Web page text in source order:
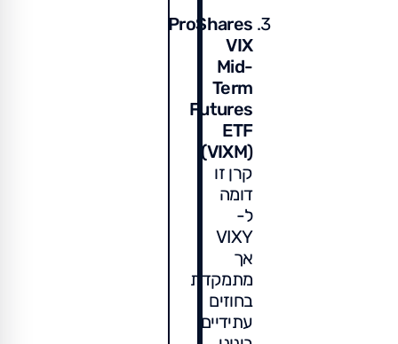
ProShares
VIX
Mid-
Term
Futures
ETF
(VIXM)
קרן זו
דומה
ל-
VIXY
אך
מתמקדת
בחוזים
עתידיים